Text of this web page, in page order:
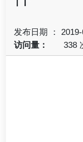
发布日期 ：
访问量：
338